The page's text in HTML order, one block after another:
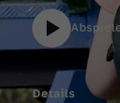
Details